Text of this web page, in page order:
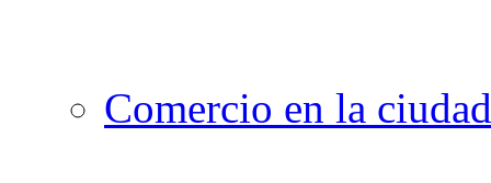
Comercio en la ciudad